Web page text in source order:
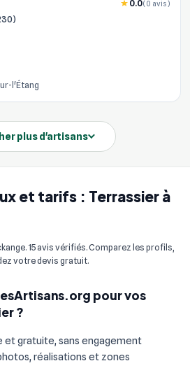
et tarifs : Terrassier à
15 avis vérifiés. Comparez les profils,
votre devis gratuit.
pour vos
?
et gratuite, sans engagement
réalisations et zones
0.0(0 avis)
l'Étang
plus d'artisans